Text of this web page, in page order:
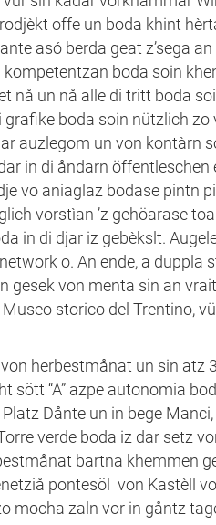
offe un boda khint
asó berda geat z’sega
boda soin
nå un nå alle di tritt boda
boda soin nützlich
auzlegom un von kontàrn
in di åndarn
vo aniaglaz bodase pintn
vorstìan ’z gehöarase
in di djar iz gebèkslt.
o. An ende, a duppla
gesek von menta sin an
storico del Trentino,
herbestmånat un sin
sött “A” azpe autonomia
Dånte un in bege
verde boda iz dar setz
bartna khemmen
pontesöl von Kastèll
mocha zaln vor in gåntz